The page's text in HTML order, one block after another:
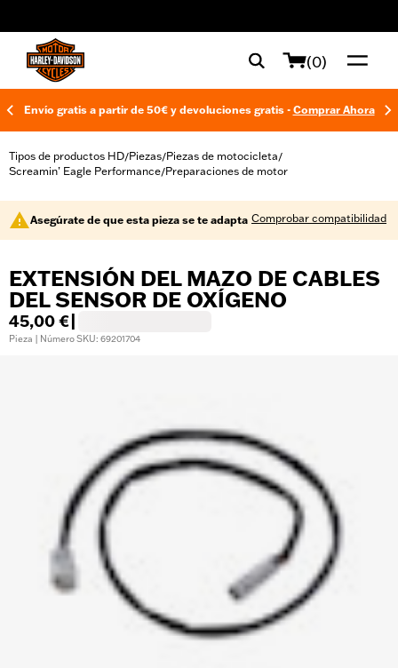
(0)
Envío gratis a partir de 50€ y devoluciones gratis - Comprar Ahora
Tipos de productos HD/Piezas/Piezas de motocicleta/
Screamin’ Eagle Performance/Preparaciones de motor
Asegúrate de que esta pieza se te adapta Comprobar compatibilidad
EXTENSIÓN DEL MAZO DE CABLES
DEL SENSOR DE OXÍGENO
45,00 €
Pieza | Número SKU: 69201704